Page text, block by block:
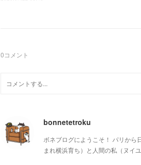
0コメント
bonnetetroku
ボネブログにようこそ！ パリか
まれ横浜育ち）と人間の私（ヌイ